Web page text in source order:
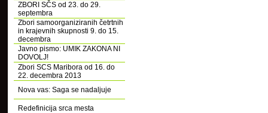
ZBORI SČS od 23. do 29.
septembra
Zbori samoorganiziranih četrtnih
in krajevnih skupnosti 9. do 15.
decembra
Javno pismo: UMIK ZAKONA NI
DOVOLJ!
Zbori SCS Maribora od 16. do
22. decembra 2013
Nova vas: Saga se nadaljuje
Redefinicija srca mesta